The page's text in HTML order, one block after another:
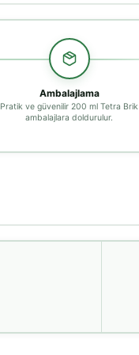
Ambalajlama
Pratik ve güvenilir 200 ml Tetra Brik
ambalajlara doldurulur.